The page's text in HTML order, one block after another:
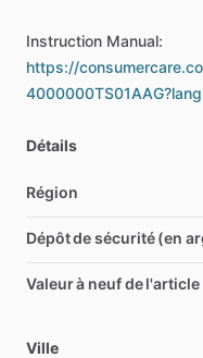
Instruction Manual:
https://
Détails
Région
Dépôt de sécurité (en
Valeur à neuf de l'article
Ville